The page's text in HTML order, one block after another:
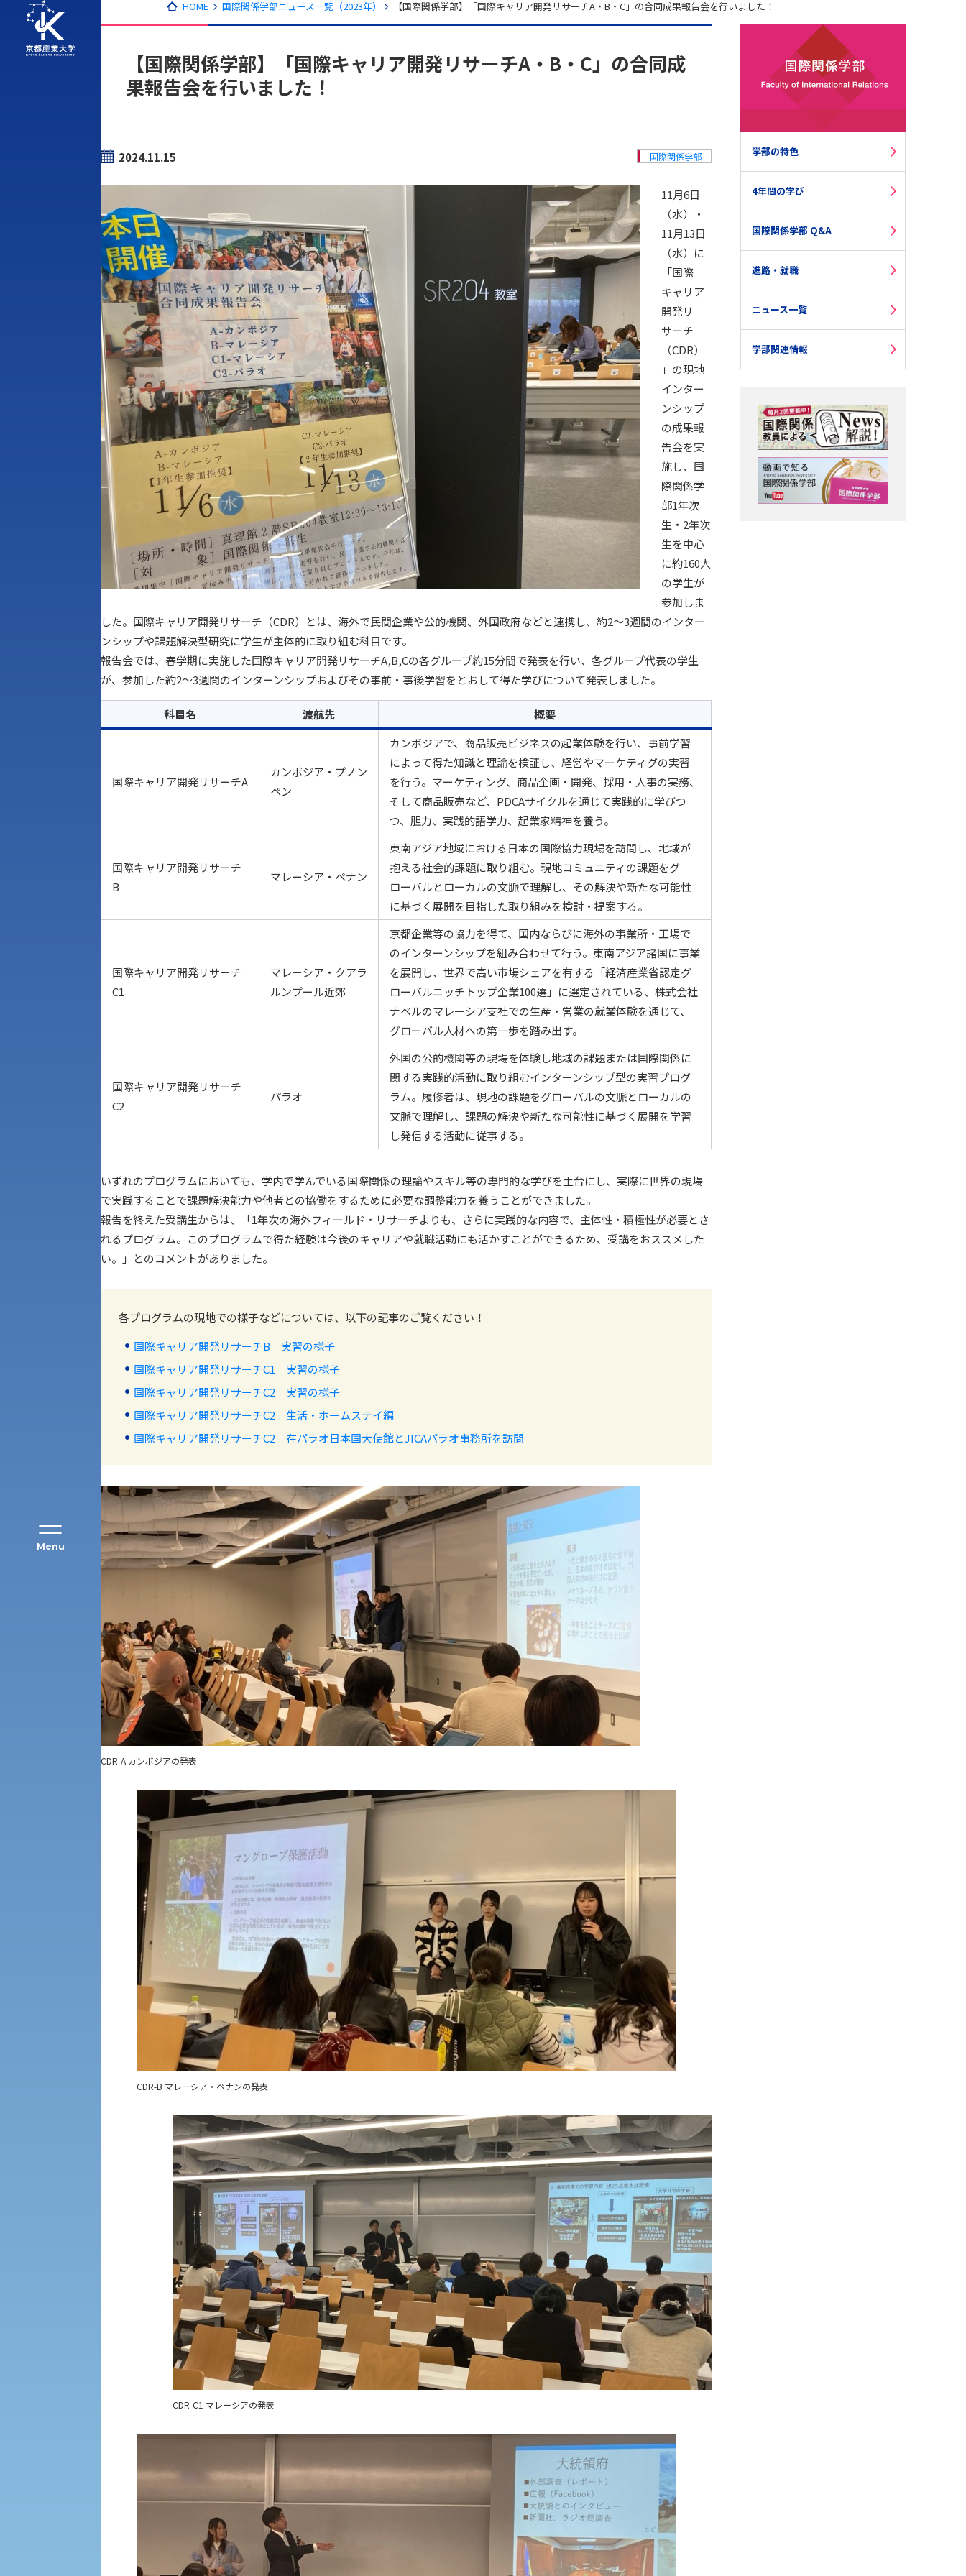
Menu
アクセス
科目等履修生・聴講生募集
キャンパス・施設の見学について
生態系サービス研究センター
HOME 国際関係学部ニュース一覧（2023年） 【国際関係学部】「国際キャリア開発リサーチA・B・C」の合同成果報告会を行いました！
【国際関係学部】「国際キャリア開発リサーチA・B・C」の合同成
果報告会を行いました！
2024.11.15 国際関係学部
11月6日
（水）・
11月13日
（水）に
「国際
キャリア
開発リ
サーチ
（CDR）
」の現地
インター
ンシップ
の成果報
告会を実
施し、国
際関係学
部1年次
生・2年次
生を中心
に約160人
の学生が
参加しま
した。国際キャリア開発リサーチ（CDR）とは、海外で民間企業や公的機関、外国政府などと連携し、約2～3週間のインター
ンシップや課題解決型研究に学生が主体的に取り組む科目です。
報告会では、春学期に実施した国際キャリア開発リサーチA,B,Cの各グループ約15分間で発表を行い、各グループ代表の学生
が、参加した約2～3週間のインターンシップおよびその事前・事後学習をとおして得た学びについて発表しました。
科目名 渡航先 概要
国際キャリア開発リサーチA
カンボジア・プノン
ペン
カンボジアで、商品販売ビジネスの起業体験を行い、事前学習
によって得た知識と理論を検証し、経営やマーケティグの実習
を行う。マーケティング、商品企画・開発、採用・人事の実務、
そして商品販売など、PDCAサイクルを通じて実践的に学びつ
つ、胆力、実践的語学力、起業家精神を養う。
国際キャリア開発リサーチ
B
マレーシア・ペナン
東南アジア地域における日本の国際協力現場を訪問し、地域が
抱える社会的課題に取り組む。現地コミュニティの課題をグ
ローバルとローカルの文脈で理解し、その解決や新たな可能性
に基づく展開を目指した取り組みを検討・提案する。
国際キャリア開発リサーチ
C1
マレーシア・クアラ
ルンプール近郊
京都企業等の協力を得て、国内ならびに海外の事業所・工場で
のインターンシップを組み合わせて行う。東南アジア諸国に事業
を展開し、世界で高い市場シェアを有する「経済産業省認定グ
ローバルニッチトップ企業100選」に選定されている、株式会社
ナベルのマレーシア支社での生産・営業の就業体験を通じて、
グローバル人材への第一歩を踏み出す。
国際キャリア開発リサーチ
C2
パラオ
外国の公的機関等の現場を体験し地域の課題または国際関係に
関する実践的活動に取り組むインターンシップ型の実習プログ
ラム。履修者は、現地の課題をグローバルの文脈とローカルの
文脈で理解し、課題の解決や新たな可能性に基づく展開を学習
し発信する活動に従事する。
いずれのプログラムにおいても、学内で学んでいる国際関係の理論やスキル等の専門的な学びを土台にし、実際に世界の現場
で実践することで課題解決能力や他者との協働をするために必要な調整能力を養うことができました。
報告を終えた受講生からは、「1年次の海外フィールド・リサーチよりも、さらに実践的な内容で、主体性・積極性が必要とさ
れるプログラム。このプログラムで得た経験は今後のキャリアや就職活動にも活かすことができるため、受講をおススメした
い。」とのコメントがありました。
各プログラムの現地での様子などについては、以下の記事のご覧ください！
国際キャリア開発リサーチB 実習の様子
国際キャリア開発リサーチC1 実習の様子
国際キャリア開発リサーチC2 実習の様子
国際キャリア開発リサーチC2 生活・ホームステイ編
国際キャリア開発リサーチC2 在パラオ日本国大使館とJICAパラオ事務所を訪問
CDR-A カンボジアの発表
CDR-B マレーシア・ペナンの発表
CDR-C1 マレーシアの発表
学部の特色
4年間の学び
国際関係学部 Q&A
進路・就職
ニュース一覧
学部関連情報